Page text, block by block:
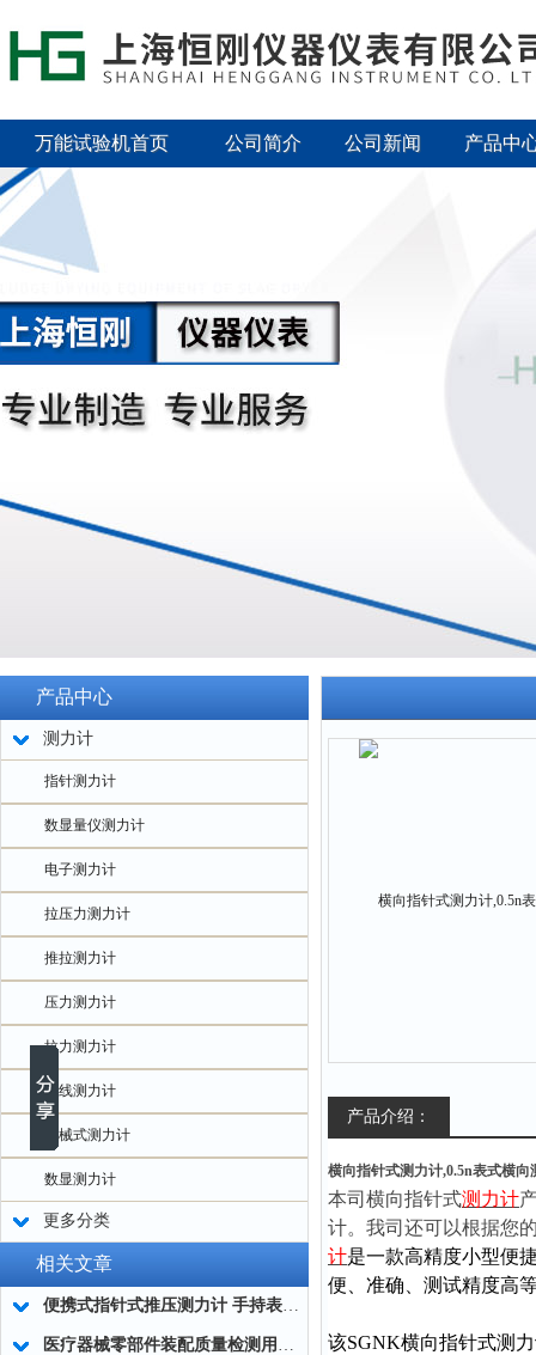
万能试验机首页 公司简介 公司新闻 产品中
产品中心
测力计
指针测力计
数显量仪测力计
电子测力计
拉压力测力计
推拉测力计
压力测力计
拉力测力计
无线测力计
机械式测力计
数显测力计
更多分类
相关文章
便携式指针式推压测力计 手持表盘式推压测力计 实验室用弹簧推压测力计
医疗器械零部件装配质量检测用指针式推压测力计
产品介绍：
横向指针式测力计,0.5n表式横向
本司横向指针式测力计
计。我司还可以根据您
计是一款高精度小型便
便、准确、测试精度高
该SGNK横向指针式测